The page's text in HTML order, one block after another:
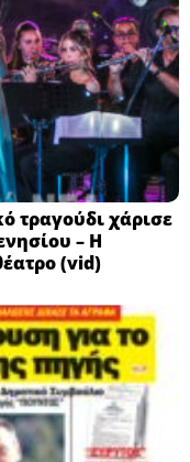
τραγούδι χάρισε
– Η
(vid)